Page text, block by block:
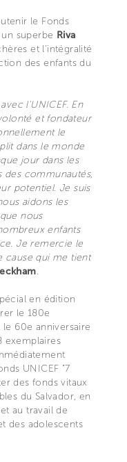
le Fonds
superbe Riva
et l'intégralité
des enfants du
l'UNICEF. En
et fondateur
le
dans le monde
jour dans les
des communautés,
potentiel. Je suis
aidons les
nous
enfants
Je remercie le
cause qui me tient
.
en édition
le 180e
60e anniversaire
exemplaires
UNICEF "7
des fonds vitaux
du Salvador, en
au travail de
des adolescents